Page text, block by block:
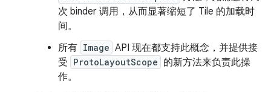
次 binder 调用，从而显著缩短了 Tile 的加载时
间。
所有 Image API 现在都支持此概念，并提供接
受 ProtoLayoutScope 的新方法来负责此操
作。